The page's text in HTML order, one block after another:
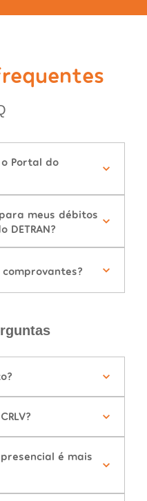
Portal do
meus débitos
DETRAN?
é mais